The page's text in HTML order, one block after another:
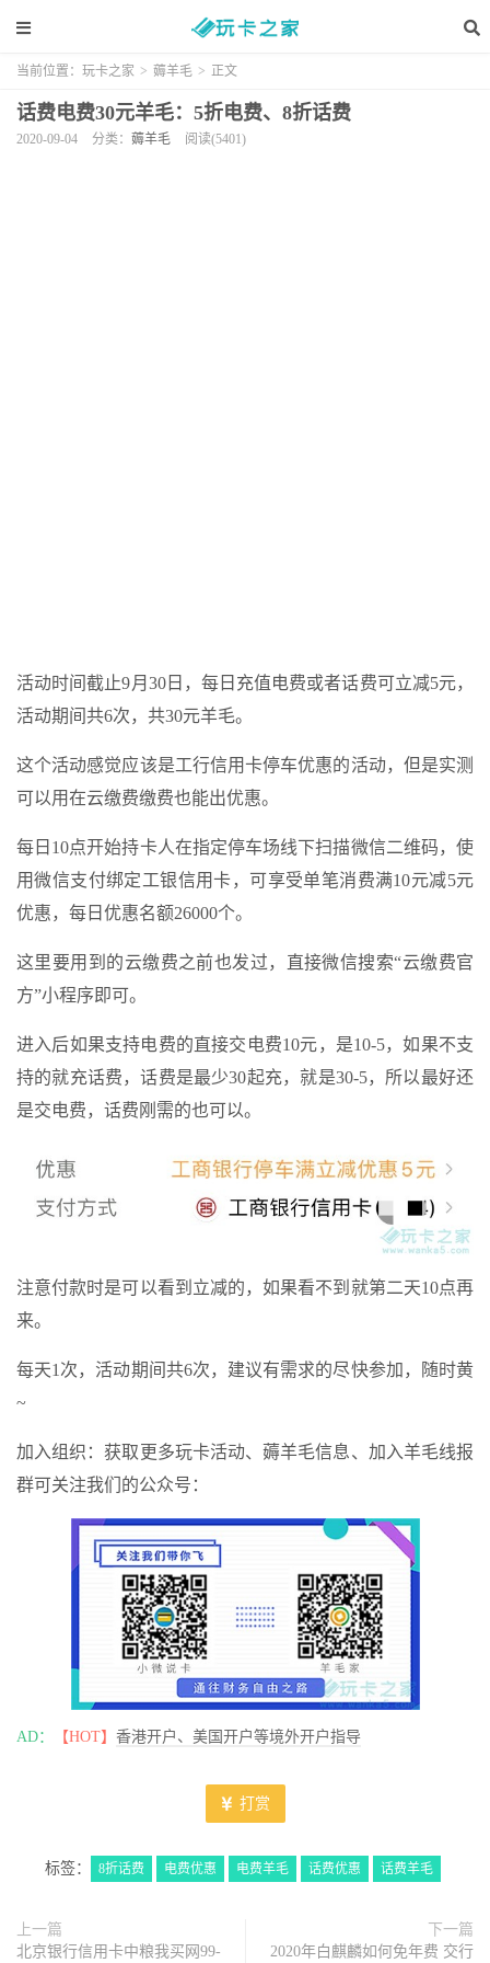
当前位置： 玩卡之家 > 薅羊毛 > 正文
话费电费30元羊毛：5折电费、8折话费
2020-09-04 分类： 薅羊毛 阅读(5401)
活动时间截止9月30日，每日充值电费或者话费可立减5元，
活动期间共6次，共30元羊毛。
这个活动感觉应该是工行信用卡停车优惠的活动，但是实测
可以用在云缴费缴费也能出优惠。
每日10点开始持卡人在指定停车场线下扫描微信二维码，使
用微信支付绑定工银信用卡，可享受单笔消费满10元减5元
优惠，每日优惠名额26000个。
这里要用到的云缴费之前也发过，直接微信搜索“云缴费官
方”小程序即可。
进入后如果支持电费的直接交电费10元，是10-5，如果不支
持的就充话费，话费是最少30起充，就是30-5，所以最好还
是交电费，话费刚需的也可以。
注意付款时是可以看到立减的，如果看不到就第二天10点再
来。
每天1次，活动期间共6次，建议有需求的尽快参加，随时黄
~
加入组织：获取更多玩卡活动、薅羊毛信息、加入羊毛线报
群可关注我们的公众号：
AD： 【HOT】 香港开户、美国开户等境外开户指导
打赏
标签： 8折话费 电费优惠 电费羊毛 话费优惠 话费羊毛
上一篇
北京银行信用卡中粮我买网99-
下一篇
2020年白麒麟如何免年费 交行